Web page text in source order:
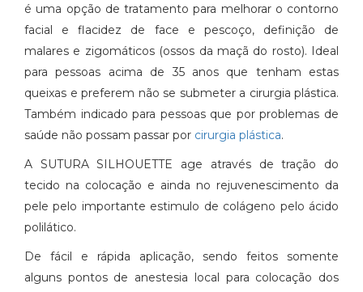
é uma opção de tratamento para melhorar o contorno
facial e flacidez de face e pescoço, definição de
malares e zigomáticos (ossos da maçã do rosto). Ideal
para pessoas acima de 35 anos que tenham estas
queixas e preferem não se submeter a cirurgia plástica.
Também indicado para pessoas que por problemas de
saúde não possam passar por cirurgia plástica.
A SUTURA SILHOUETTE age através de tração do
tecido na colocação e ainda no rejuvenescimento da
pele pelo importante estimulo de colágeno pelo ácido
polilático.
De fácil e rápida aplicação, sendo feitos somente
alguns pontos de anestesia local para colocação dos